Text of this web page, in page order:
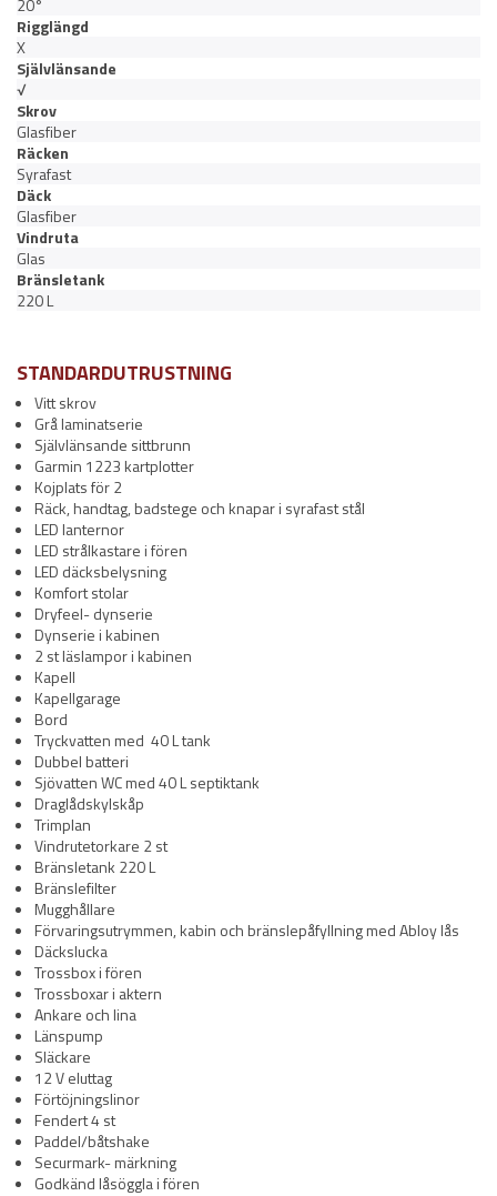
Rigglängd
X
Självlänsande
√
Skrov
Glasfiber
Räcken
Syrafast
Däck
Glasfiber
Vindruta
Glas
Bränsletank
220 L
STANDARDUTRUSTNING
Vitt skrov
Grå laminatserie
Självlänsande sittbrunn
Garmin 1223 kartplotter
Kojplats för 2
Räck, handtag, badstege och knapar i syrafast stål
LED lanternor
LED strålkastare i fören
LED däcksbelysning
Komfort stolar
Dryfeel- dynserie
Dynserie i kabinen
2 st läslampor i kabinen
Kapell
Kapellgarage
Bord
Tryckvatten med 40 L tank
Dubbel batteri
Sjövatten WC med 40 L septiktank
Draglådskylskåp
Trimplan
Vindrutetorkare 2 st
Bränsletank 220 L
Bränslefilter
Mugghållare
Förvaringsutrymmen, kabin och bränslepåfyllning med Abloy lås
Däckslucka
Trossbox i fören
Trossboxar i aktern
Ankare och lina
Länspump
Släckare
12 V eluttag
Förtöjningslinor
Fendert 4 st
Paddel/båtshake
Securmark- märkning
Godkänd låsöggla i fören